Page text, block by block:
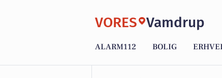
VORES Vamdrup
ALARM112 BOLIG